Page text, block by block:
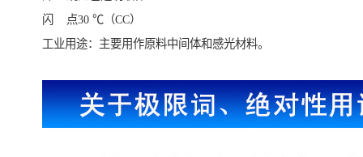
闪 点30 ℃（CC）
工业用途：主要用作原料中间体和感光材料。